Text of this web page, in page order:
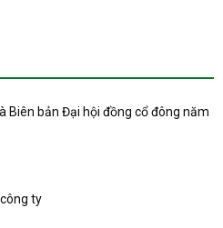
Biên bản Đại hội đồng cổ đông năm
ty